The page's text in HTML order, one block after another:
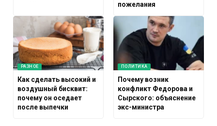
пожелания
РАЗНОЕ
Как сделать высокий и
воздушный бисквит:
почему он оседает
после выпечки
ПОЛИТИКА
Почему возник
конфликт Федорова и
Сырского: объяснение
экс-министра